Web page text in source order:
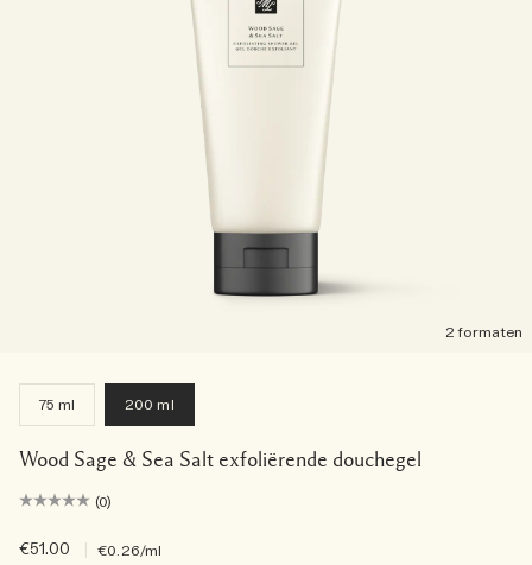
2 formaten
75 ml 200 ml
Wood Sage & Sea Salt exfoliërende douchegel
(0)
€51.00 €0.26/ml